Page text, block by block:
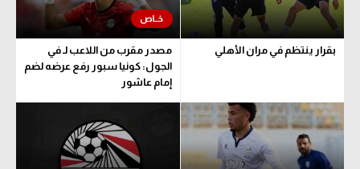
بقرار ينتظم في مران الأهلي
مصدر مقرب من اللاعب لـ في
الجول: كونيا سبور رفع عرضه لضم
إمام عاشور